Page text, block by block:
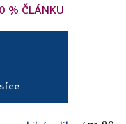
% ČLÁNKU